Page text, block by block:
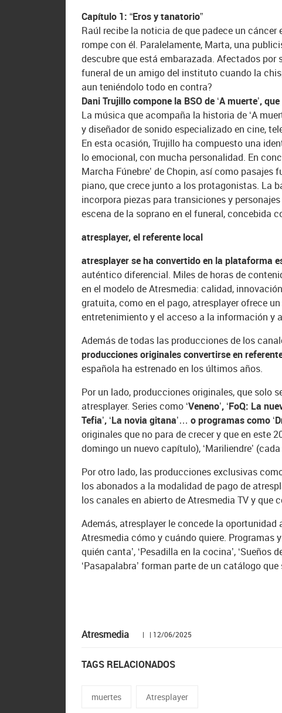
Capítulo 1: “Eros y tanatorio”
Raúl recibe la noticia de que padece un cáncer
rompe con él. Paralelamente, Marta, una
descubre que está embarazada. Afectados
funeral de un amigo del instituto cuando la
aun teniéndolo todo en contra?
Dani Trujillo compone la BSO de ‘A muerte’,
La música que acompaña la historia de ‘A
y diseñador de sonido especializado en cine,
En esta ocasión,Trujillo ha compuesto una
lo emocional, con mucha personalidad. En
Marcha Fúnebre’ de Chopin, así como
piano, que crece junto a los protagonistas. La
incorpora piezas para transiciones y
escena de la soprano en el funeral, concebida
atresplayer, el referente local
atresplayer se ha convertido en la plataforma
auténtico diferencial. Miles de horas de
en el modelo de Atresmedia: calidad,
gratuita, como en el pago, atresplayer ofrece
entretenimiento y el acceso a la información y
Además de todas las producciones de los
producciones originales convertirse en
española ha estrenado en los últimos años.
Por un lado, producciones originales, que solo
atresplayer. Series como ‘Veneno’, ‘FoQ: La
Tefia’, ‘La novia gitana’… o programas como
originales que no para de crecer y que en este
domingo un nuevo capítulo), ‘Mariliendre’
Por otro lado, las producciones exclusivas
los abonados a la modalidad de pago de
los canales en abierto de Atresmedia TV y
Además, atresplayer le concede la
Atresmedia cómo y cuándo quiere. Programas
quién canta’, ‘Pesadilla en la cocina’, ‘Sueños
‘Pasapalabra’ forman parte de un catálogo
Atresmedia | | 12/06/2025
TAGS RELACIONADOS
muertes Atresplayer